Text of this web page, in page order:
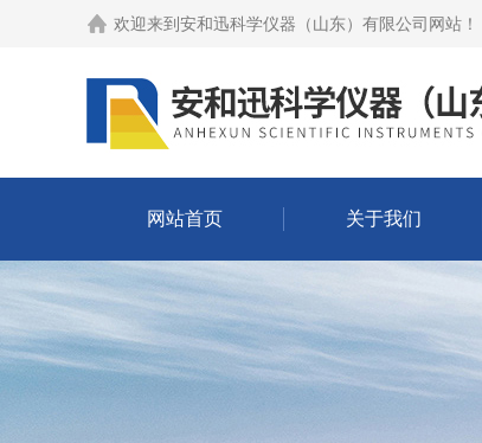
欢迎来到 安和迅科学仪器（山东）有限公司网站 ！
网站首页 关于我们